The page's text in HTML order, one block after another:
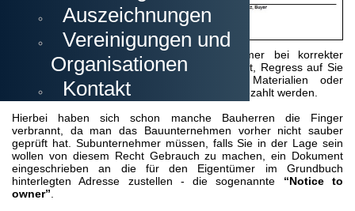
Auszeichnungen
Vereinigungen und
Organisationen
Kontakt
Grundschuldgesetz, das dem Subunternehmer bei korrekter
Einhaltung der Vorschriften die Möglichkeit gibt, Regress auf Sie
als Eigentümer auszuüben, falls deren Materialien oder
Dienstleistungen nicht vom Bauunternehmer bezahlt werden.
Hierbei haben sich schon manche Bauherren die Finger
verbrannt, da man das Bauunternehmen vorher nicht sauber
geprüft hat. Subunternehmer müssen, falls Sie in der Lage sein
wollen von diesem Recht Gebrauch zu machen, ein Dokument
eingeschrieben an die für den Eigentümer im Grundbuch
hinterlegten Adresse zustellen - die sogenannte “Notice to
owner”